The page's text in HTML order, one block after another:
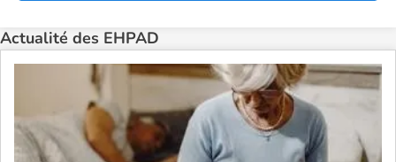
EHPAD Troyes
Recherche par ville
Actualité des EHPAD